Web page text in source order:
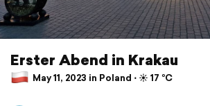
Erster Abend in Krakau
May 11, 2023 in Poland ⋅ ☀️ 17 °C